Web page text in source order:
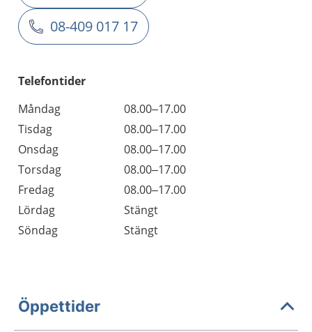
08-409 017 17
Telefontider
Måndag
08.00–17.00
Tisdag
08.00–17.00
Onsdag
08.00–17.00
Torsdag
08.00–17.00
Fredag
08.00–17.00
Lördag
Stängt
Söndag
Stängt
Öppettider